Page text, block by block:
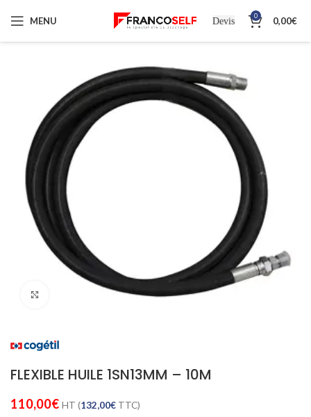
MENU Devis 0 0,00€
Cliquez pour agrandir
FLEXIBLE HUILE 1SN13MM – 10M
110,00€ HT (132,00€ TTC)